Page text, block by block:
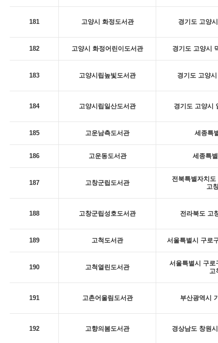
181 고양시 화정도서관 경기도 고양
182 고양시 화정어린이도서관 경기도 고양시
183 고양시립높빛도서관 경기도 고양
184 고양시립일산도서관 경기도 고양시
185 고운남측도서관 세종특
186 고운동도서관 세종특
187 고창군립도서관
전북특별자치
고
188 고창군립성호도서관 전라북도 고
189 고척도서관 서울특별시 구로
190 고척열린도서관
서울특별시 구로
고
191 고촌어울림도서관 부산광역시
192 고향의봄도서관 경상남도 창원